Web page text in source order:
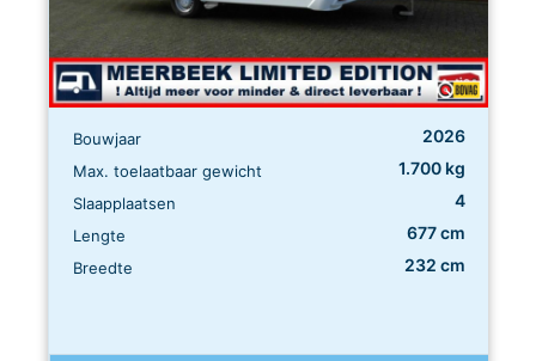
Bouwjaar 2026
Max. toelaatbaar gewicht 1.700 kg
Slaapplaatsen 4
Lengte 677 cm
Breedte 232 cm